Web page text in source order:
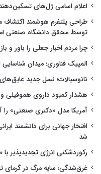
اعلام اسامی ژل‌های
طراحی پلتفرم هوشمند
توسط محقق دانشگاه صنعتی
چرا مردم اخبار جعلی را باور و
المپیک فناوری؛ میدان
نانوسیالات؛ نسل جدید عایق‌های
هشدار کمبود داروی هموفیلی
آمریکا مدل «دکتری صنعتی»
افتخار جهانی برای دانشمند
شد
رکوردشکنی انرژی تجدیدپذیر با ۵۸۰۰ مگاوات برق
غرق‌شدگی؛ سایه مرگ در گرمای